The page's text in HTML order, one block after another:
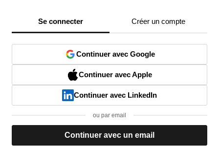
Se connecter Créer un compte
Continuer avec Google
Continuer avec Apple
Continuer avec LinkedIn
ou par email
Continuer avec un email